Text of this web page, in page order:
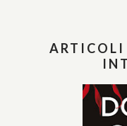
ARTICOLI